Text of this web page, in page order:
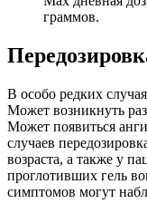
граммов.
В особо редких
Может возникнуть
Может появиться
случаев
возраста, а также у
проглотивших гель
симптомов могут